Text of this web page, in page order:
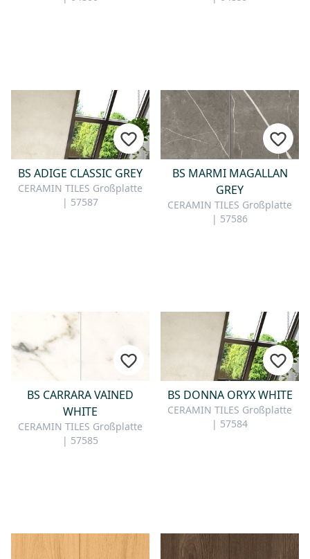
BS ADIGE CLASSIC GREY
CERAMIN TILES Großplatte
| 57587
BS MARMI MAGALLAN
GREY
CERAMIN TILES Großplatte
| 57586
BS CARRARA VAINED
WHITE
CERAMIN TILES Großplatte
| 57585
BS DONNA ORYX WHITE
CERAMIN TILES Großplatte
| 57584